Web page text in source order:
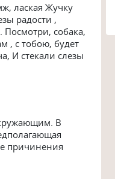
лаская Жучку
радости ,
Посмотри, собака,
, с тобою, будет
И стекали слезы
В
причинения